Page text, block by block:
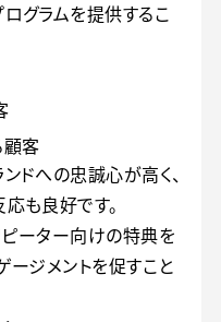
グラムを提供するこ
顧客
ドへの忠誠心が高く、
も良好です。
ーター向けの特典を
ージメントを促すこと